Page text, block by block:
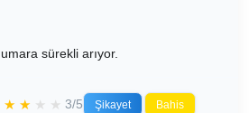
sürekli arıyor.
★ ★ ★ ★ 3/5 Şikayet Bahis